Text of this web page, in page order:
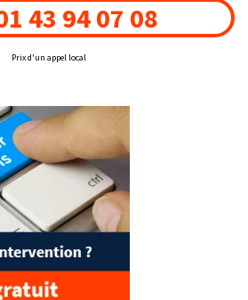
43 94 07 08
Prix d'un appel local